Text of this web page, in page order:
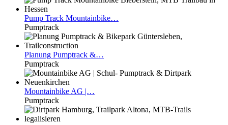
Pump Track Mountainbike…
Pumptrack
Planung Pumptrack &…
Pumptrack
Mountainbike AG |…
Pumptrack